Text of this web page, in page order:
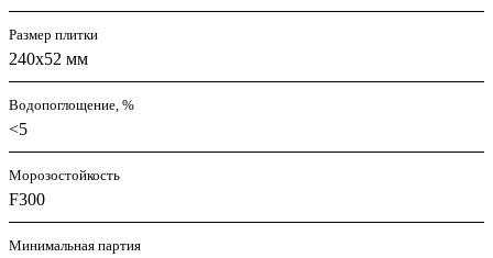
Размер плитки
240x52 мм
Водопоглощение, %
<5
Морозостойкость
F300
Минимальная партия